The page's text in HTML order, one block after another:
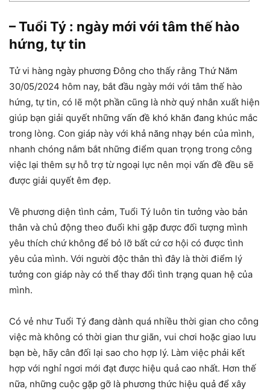
– Tuổi Tý : ngày mới với tâm thế hào
hứng, tự tin
Tử vi hàng ngày phương Đông cho thấy rằng Thứ Năm
30/05/2024 hôm nay, bắt đầu ngày mới với tâm thế hào
hứng, tự tin, có lẽ một phần cũng là nhờ quý nhân xuất hiện
giúp bạn giải quyết những vấn đề khó khăn đang khúc mắc
trong lòng. Con giáp này với khả năng nhạy bén của mình,
nhanh chóng nắm bắt những điểm quan trọng trong công
việc lại thêm sự hỗ trợ từ ngoại lực nên mọi vấn đề đều sẽ
được giải quyết êm đẹp.
Về phương diện tình cảm, Tuổi Tý luôn tin tưởng vào bản
thân và chủ động theo đuổi khi gặp được đối tượng mình
yêu thích chứ không để bỏ lỡ bất cứ cơ hội có được tình
yêu của mình. Với người độc thân thì đây là thời điểm lý
tưởng con giáp này có thể thay đổi tình trạng quan hệ của
mình.
Có vẻ như Tuổi Tý đang dành quá nhiều thời gian cho công
việc mà không có thời gian thư giãn, vui chơi hoặc giao lưu
bạn bè, hãy cân đối lại sao cho hợp lý. Làm việc phải kết
hợp với nghỉ ngơi mới đạt được hiệu quả cao nhất. Hơn thế
nữa, những cuộc gặp gỡ là phương thức hiệu quả để xây